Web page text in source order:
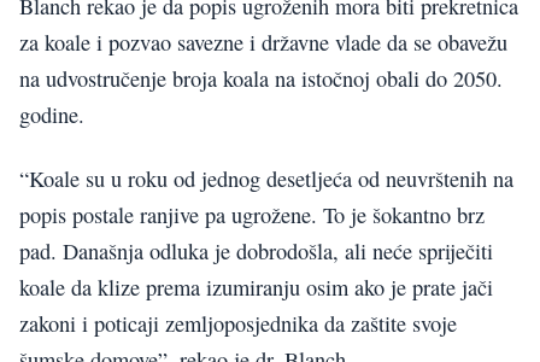
Blanch rekao je da popis ugroženih mora biti prekretnica
za koale i pozvao savezne i državne vlade da se obavežu
na udvostručenje broja koala na istočnoj obali do 2050.
godine.
“Koale su u roku od jednog desetljeća od neuvrštenih na
popis postale ranjive pa ugrožene. To je šokantno brz
pad. Današnja odluka je dobrodošla, ali neće spriječiti
koale da klize prema izumiranju osim ako je prate jači
zakoni i poticaji zemljoposjednika da zaštite svoje